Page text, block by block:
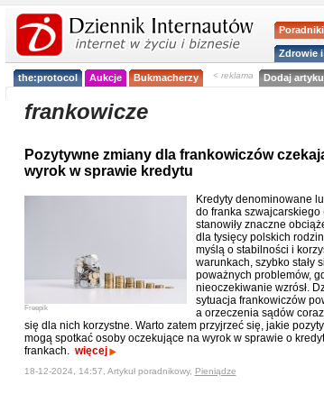
Poradniki
Zdrowie
the:protocol Aukcje Bukmacherzy < reklama Dodaj
frankowicze
Pozytywne zmiany dla frankowiczów
wyrok w sprawie kredytu
Freepik
Kredyty denominowane
do franka szwajcarskiego
stanowiły znaczne
dla tysięcy polskich
myślą o stabilności i
warunkach, szybko stały
poważnych problemów,
nieoczekiwanie wzrósł.
sytuacja frankowiczów
a orzeczenia sądów
się dla nich korzystne. Warto zatem przyjrzeć się, jakie
mogą spotkać osoby oczekujące na wyrok w sprawie o
frankach. więcej
18-12-2024, 14:57, Artykuł poradnikowy, Pieniądze